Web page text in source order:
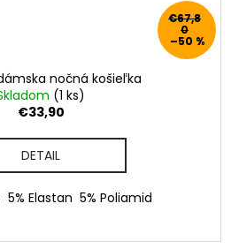
€67,8
0
–50 %
nočná košieľka
(1 ks)
€33,90
DETAIL
5% Elastan 5% Poliamid